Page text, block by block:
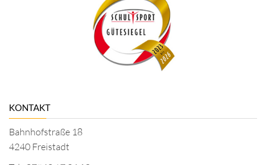
KONTAKT
Bahnhofstraße 18
4240 Freistadt